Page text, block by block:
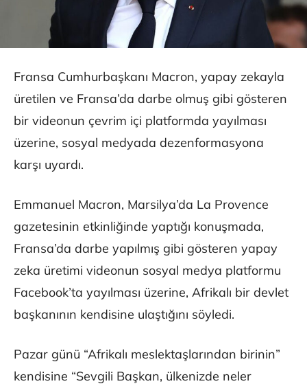
Fransa Cumhurbaşkanı Macron, yapay zekayla
üretilen ve Fransa’da darbe olmuş gibi gösteren
bir videonun çevrim içi platformda yayılması
üzerine, sosyal medyada dezenformasyona
karşı uyardı.
Emmanuel Macron, Marsilya’da La Provence
gazetesinin etkinliğinde yaptığı konuşmada,
Fransa’da darbe yapılmış gibi gösteren yapay
zeka üretimi videonun sosyal medya platformu
Facebook’ta yayılması üzerine, Afrikalı bir devlet
başkanının kendisine ulaştığını söyledi.
Pazar günü “Afrikalı meslektaşlarından birinin”
kendisine “Sevgili Başkan, ülkenizde neler